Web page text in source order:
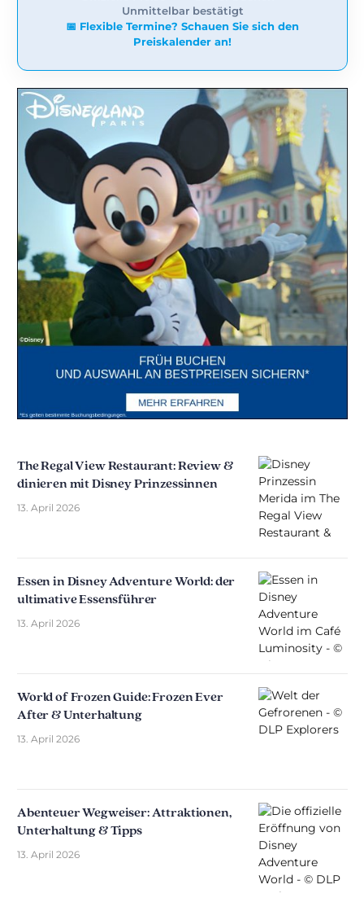
Unmittelbar bestätigt
📅 Flexible Termine? Schauen Sie sich den
Preiskalender an!
The Regal View Restaurant: Review &
dinieren mit Disney Prinzessinnen
13. April 2026
Essen in Disney Adventure World: der
ultimative Essensführer
13. April 2026
World of Frozen Guide: Frozen Ever
After & Unterhaltung
13. April 2026
Abenteuer Wegweiser: Attraktionen,
Unterhaltung & Tipps
13. April 2026